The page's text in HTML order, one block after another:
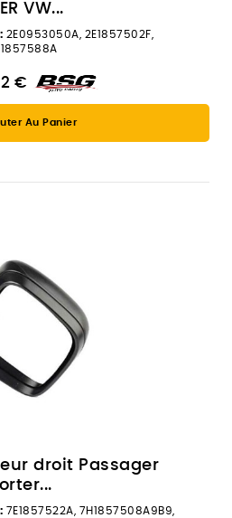
VW...
2E0953050A, 2E1857502F,
€
Au Panier
droit Passager
7E1857522A, 7H1857508A9B9,